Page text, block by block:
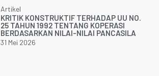
Artikel
KRITIK KONSTRUKTIF TERHADAP UU NO.
25 TAHUN 1992 TENTANG KOPERASI
BERDASARKAN NILAI-NILAI PANCASILA
31 Mei 2026